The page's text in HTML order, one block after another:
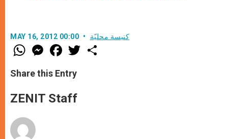
MAY 16, 2012 00:00 كنيسة محليّة
W
h
t
s
p
p
M
e
s
e
g
e
F
a
e
b
o
k
w
Share this Entry
ZENIT Staff